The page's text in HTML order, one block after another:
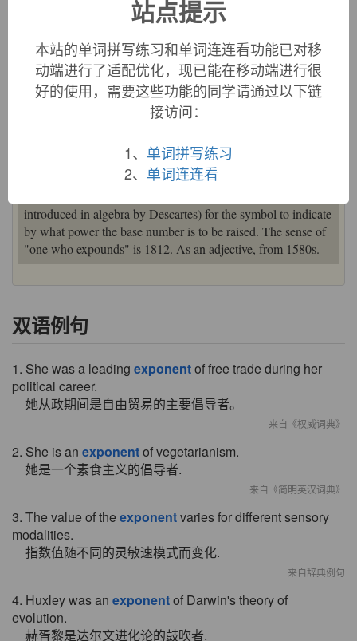
美好的前景，引申义拥护，鼓吹。同时用来指数学术语指数
（据说来自笛尔卡）。
英文词源
exponentem(nominative
present participle ofexponere"put forth" (see
introduced in algebra by Descartes) for the symbol to indicate
by what power the base number is to be raised. The sense of
"one who expounds" is 1812. As an adjective, from 1580s.
双语例句
1. She was a leading exponentof free trade during her
political career.
她从政期间是自由贸易的主要倡导者。
来自《权威词典》
2. She is an exponentof vegetarianism.
她是一个素食主义的倡导者.
来自《简明英汉词典》
3. The value of the exponentvaries for different sensory
modalities.
指数值随不同的灵敏速模式而变化.
来自辞典例句
4. Huxley was an exponentof Darwin's theory of
evolution.
赫胥黎是达尔文进化论的鼓吹者.
站点提示
本站的单词拼写练习和单词连连看功能已对移
动端进行了适配优化，现已能在移动端进行很
好的使用，需要这些功能的同学请通过以下链
接访问：
1、 单词拼写练习
2、 单词连连看